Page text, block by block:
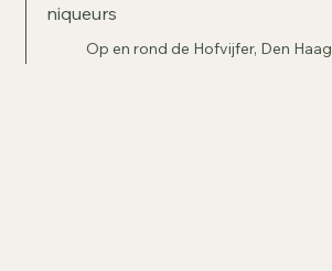
niqueurs
Op en rond de Hofvijfer, Den Haag